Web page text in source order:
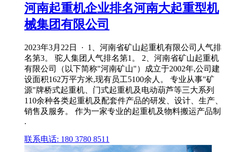
河南起重机企业排名河南大起重型机
械集团有限公司
2023年3月22日 · 1、河南省矿山起重机有限公司人气排
名第3。 驼人集团人气排名第1。 2、河南省矿山起重机
有限公司（以下简称"河南矿山"）成立于2002年,公司建
设面积162万平方米,现有员工5100余人。 专业从事"矿
源"牌桥式起重机、门式起重机及电动葫芦等三大系列
110余种各类起重机及配套件产品的研发、设计、生产、
销售及服务。 作为一家专业的起重机及物料搬运产品制
.
联系电话: 180 3780 8511